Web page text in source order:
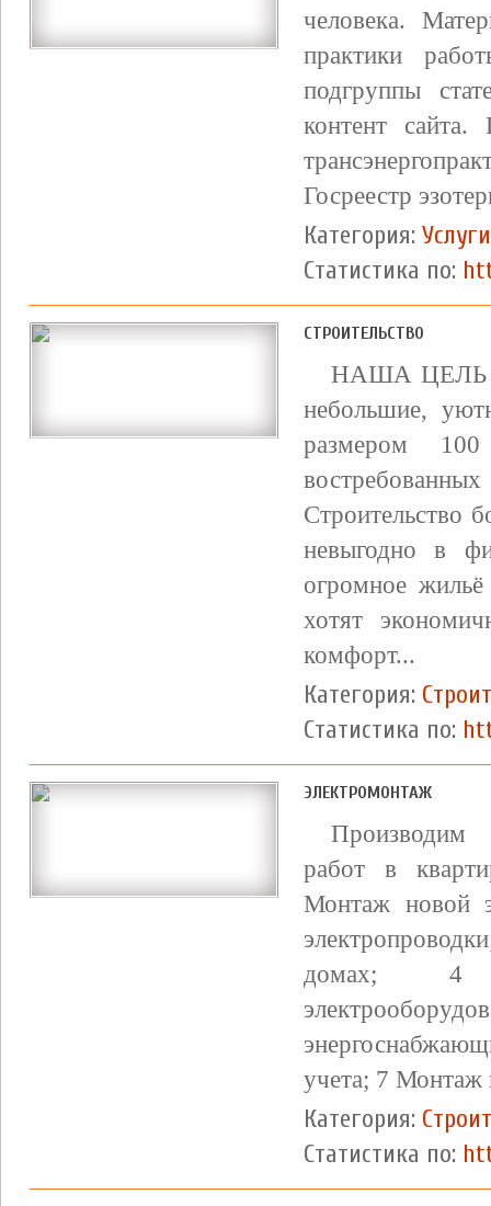
человека.
практики
подгруппы
контент сайта.
Госреестр
Категория: Услуги
Статистика по:
СТРОИТЕЛЬСТВО
НАША ЦЕЛЬ
небольшие,
размером
Строительство
невыгодно в
огромное
хотят
комфорт...
Категория:
Статистика по:
ЭЛЕКТРОМОНТАЖ
Производим
работ в
Монтаж новой
домах; 4
учета; 7 Монтаж
Категория:
Статистика по: